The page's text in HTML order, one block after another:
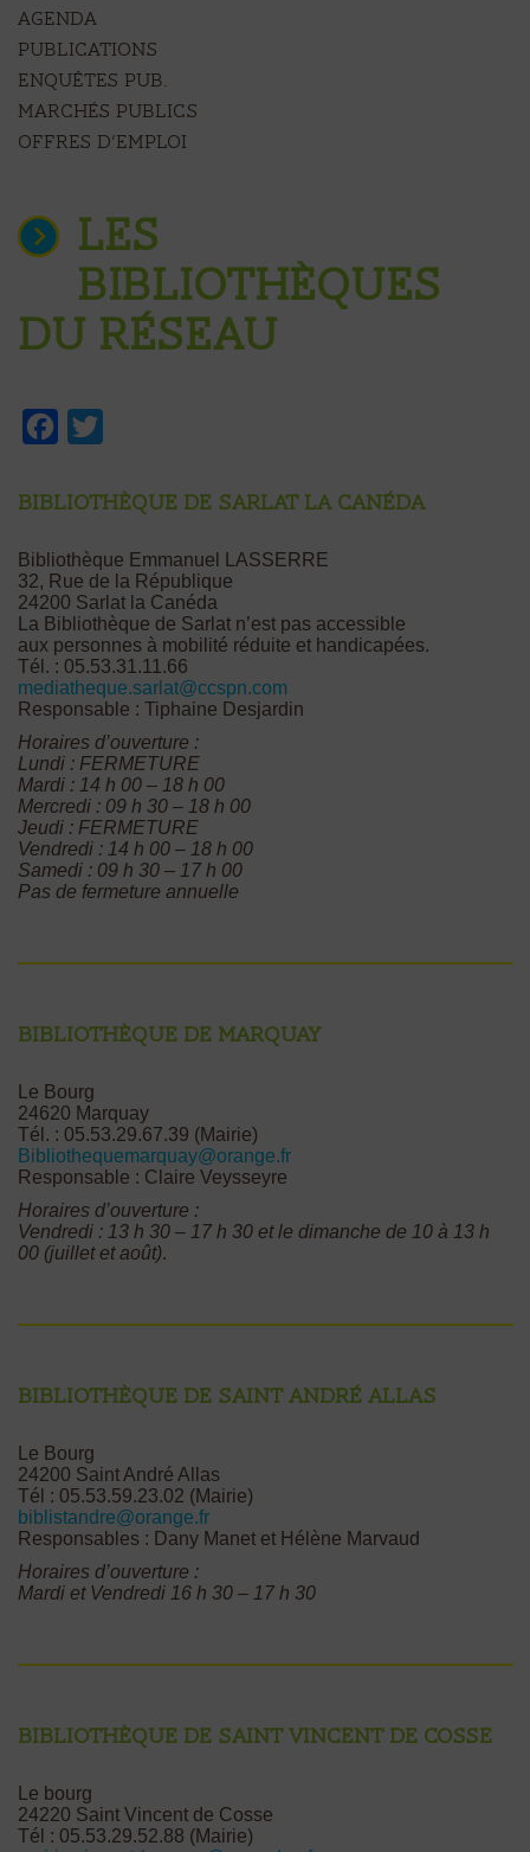
Agenda
Publications
Enquêtes pub.
Marchés publics
Offres d’emploi
LES
BIBLIOTHÈQUES
DU RÉSEAU
Facebook
Bibliothèque de Sarlat la Canéda
Bibliothèque Emmanuel LASSERRE
32, Rue de la République
24200 Sarlat la Canéda
La Bibliothèque de Sarlat n’est pas accessible
aux personnes à mobilité réduite et handicapées.
Tél. : 05.53.31.11.66
mediatheque.sarlat@ccspn.com
Responsable : Tiphaine Desjardin
Horaires d’ouverture :
Lundi : FERMETURE
Mardi : 14 h 00 – 18 h 00
Mercredi : 09 h 30 – 18 h 00
Jeudi : FERMETURE
Vendredi : 14 h 00 – 18 h 00
Samedi : 09 h 30 – 17 h 00
Pas de fermeture annuelle
Bibliothèque de Marquay
Le Bourg
24620 Marquay
Tél. : 05.53.29.67.39 (Mairie)
Bibliothequemarquay@orange.fr
Responsable : Claire Veysseyre
Horaires d’ouverture :
Vendredi : 13 h 30 – 17 h 30 et le dimanche de 10 à 13 h
00 (juillet et août).
Bibliothèque de Saint André Allas
Le Bourg
24200 Saint André Allas
Tél : 05.53.59.23.02 (Mairie)
biblistandre@orange.fr
Responsables : Dany Manet et Hélène Marvaud
Horaires d’ouverture :
Mardi et Vendredi 16 h 30 – 17 h 30
Bibliothèque de Saint Vincent de Cosse
Le bourg
24220 Saint Vincent de Cosse
Tél : 05.53.29.52.88 (Mairie)